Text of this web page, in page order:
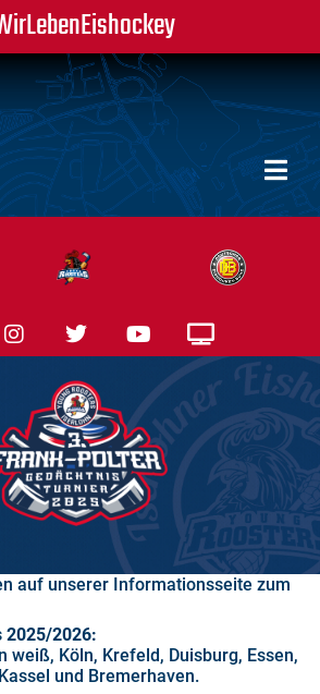
auf unserer Informationsseite zum
2025/2026:
weiß, Köln, Krefeld, Duisburg, Essen,
und Bremerhaven.